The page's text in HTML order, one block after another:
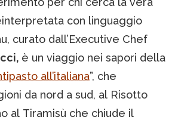
con linguaggio
curato dall’Executive Chef
è un viaggio nei sapori della
all’italiana”, che
da nord a sud, al Risotto
al Tiramisù che chiude il